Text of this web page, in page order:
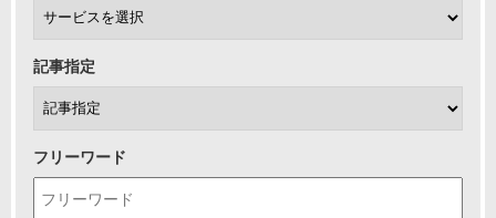
記事指定
フリーワード